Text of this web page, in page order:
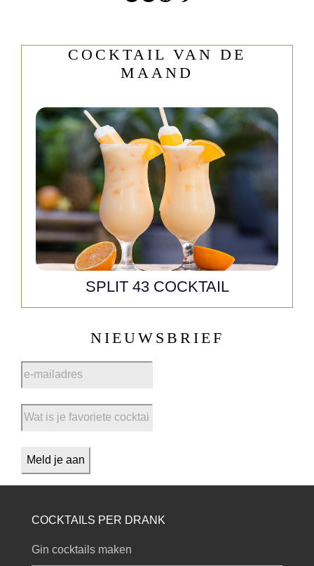
COCKTAIL VAN DE
MAAND
SPLIT 43 COCKTAIL
NIEUWSBRIEF
COCKTAILS PER DRANK
Gin cocktails maken